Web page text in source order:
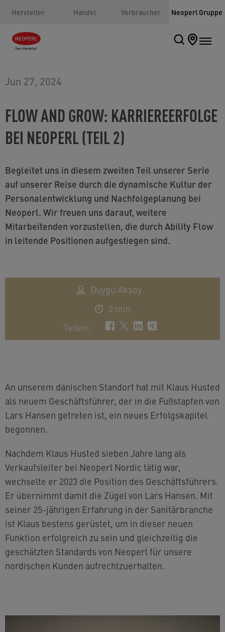
Hersteller Handel Verbraucher Neoperl Gruppe
Jun 27, 2024
FLOW AND GROW: KARRIEREERFOLGE
BEI NEOPERL (TEIL 2)
Begleitet uns in diesem zweiten Teil unserer Serie
auf unserer Reise durch die dynamische Kultur der
Personalentwicklung und Nachfolgeplanung bei
Neoperl. Wir freuen uns darauf, weitere
Mitarbeitenden vorzustellen, die durch Ability Flow
in leitende Positionen aufgestiegen sind.
Duygu Aksoy
2 min
Teilen:
An unserem dänischen Standort hat mit Klaus Husted
als neuem Geschäftsführer, der in die Fußstapfen von
Lars Hansen getreten ist, ein neues Erfolgskapitel
begonnen.
Nachdem Klaus Husted sieben Jahre lang als
Verkaufsleiter bei Neoperl Nordic tätig war,
wechselte er 2023 die Position des Geschäftsführers.
Er übernimmt damit die Zügel von Lars Hansen. Mit
seiner 25-jährigen Erfahrung in der Sanitärbranche
ist Klaus bestens gerüstet, um in dieser neuen
Funktion erfolgreich zu sein und gleichzeitig die
geschätzten Standards von Neoperl für unsere
nordischen Kunden aufrechtzuerhalten.